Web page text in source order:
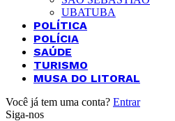
UBATUBA
POLÍTICA
POLÍCIA
SAÚDE
TURISMO
MUSA DO LITORAL
Você já tem uma conta? Entrar
Siga-nos